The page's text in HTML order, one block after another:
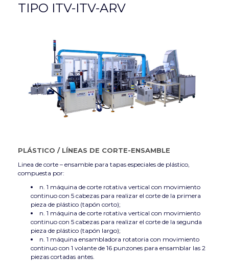
TIPO ITV-ITV-ARV
PLÁSTICO / LÍNEAS DE CORTE-ENSAMBLE
Linea de corte – ensamble para tapas especiales de plástico,
compuesta por:
n. 1 máquina de corte rotativa vertical con movimiento
continuo con 5 cabezas para realizar el corte de la primera
pieza de plástico (tapón corto);
n. 1 máquina de corte rotativa vertical con movimiento
continuo con 5 cabezas para realizar el corte de la segunda
pieza de plástico (tapón largo);
n. 1 máquina ensambladora rotatoria con movimiento
continuo con 1 volante de 16 punzones para ensamblar las 2
piezas cortadas antes.